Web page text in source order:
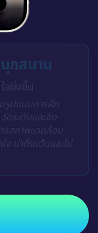
กสนาน
จยิ่งขึ้น
รูปแบบการฝึก
ดระดับและจัด
งสภาพแวดล้อม
จ น่าตื่นเต้นและไม่